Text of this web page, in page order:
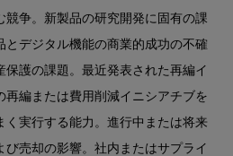
競争。新製品の研究開発に固有の課
とデジタル機能の商業的成功の不確
護の課題。最近発表された再編イ
再編または費用削減イニシアチブを
く実行する能力。進行中または将来
売却の影響。社内またはサプライ